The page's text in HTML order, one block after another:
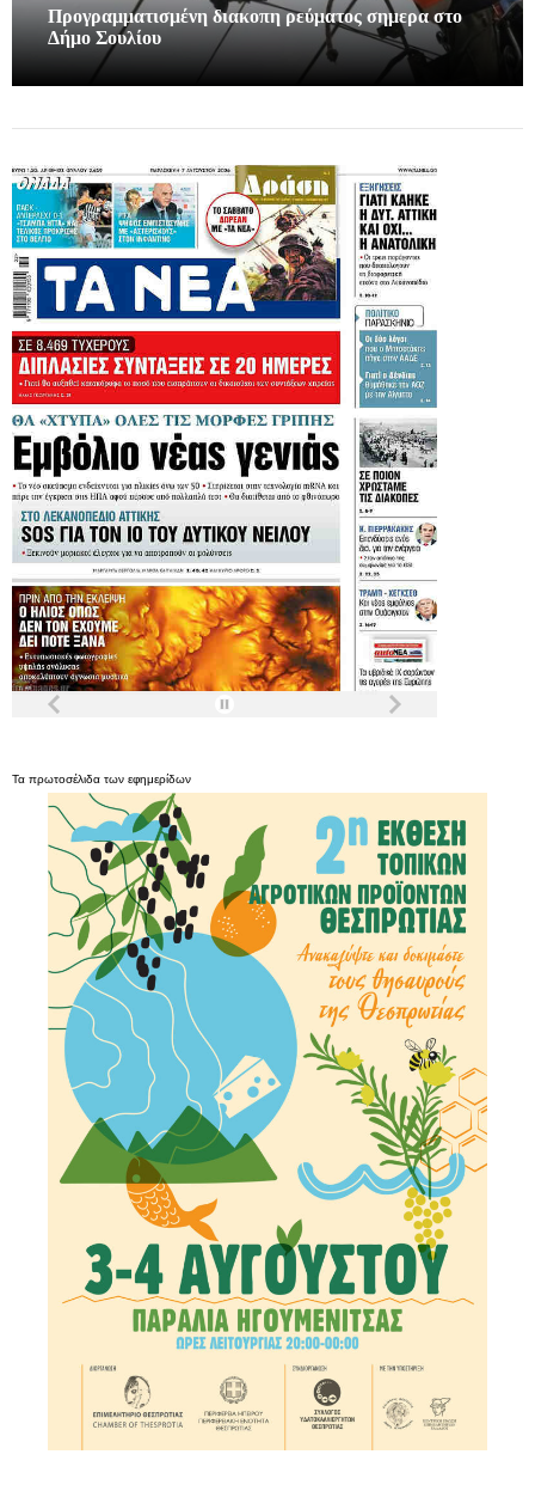
Προγραμματισμένη διακοπη ρεύματος σημερα στο
Δήμο Σουλίου
Τα πρωτοσέλιδα των εφημερίδων